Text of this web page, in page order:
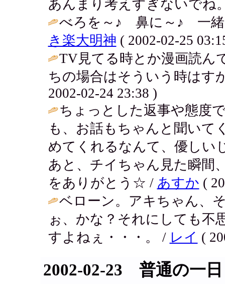
あんまり考えすぎないでね
べろを～♪ 鼻に～♪ 一
き楽大明神 ( 2002-02-25
TV見てる時とか漫画読ん
ちの場合はそういう時はす
2002-02-24 23:38 )
ちょっとした返事や態度
も、お話もちゃんと聞いて
めてくれるなんて、優し
あと、チイちゃん見た瞬間
をありがとう☆ / あすか (
ベローン。アキちゃん、
ぉ、かな？それにしても不
すよねぇ・・・。 / レイ (
2002-02-23 普通の一日